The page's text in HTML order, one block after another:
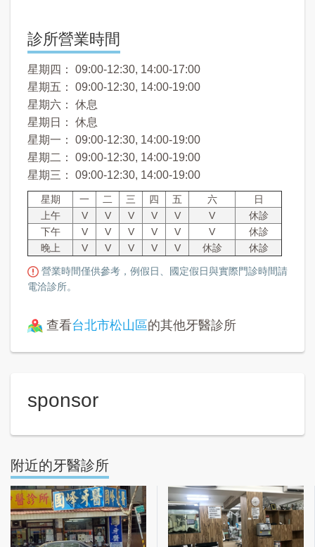
診所營業時間
星期四： 09:00-12:30, 14:00-17:00
星期五： 09:00-12:30, 14:00-19:00
星期六： 休息
星期日： 休息
星期一： 09:00-12:30, 14:00-19:00
星期二： 09:00-12:30, 14:00-19:00
星期三： 09:00-12:30, 14:00-19:00
星期 一 二 三 四 五 六
日
上午
V V V V V V
休診
下午
V V V V V V
休診
晚上
V V V V V 休診 休診
營業時間僅供參考，例假日、國定假日與實際門診時間請
電洽診所。
查看台北市松山區的其他牙醫診所
sponsor
附近的牙醫診所